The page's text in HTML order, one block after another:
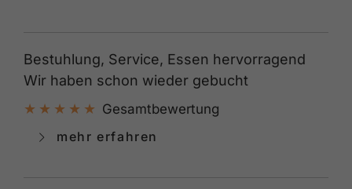
Bestuhlung, Service, Essen hervorragend
Wir haben schon wieder gebucht
Gesamtbewertung
mehr erfahren